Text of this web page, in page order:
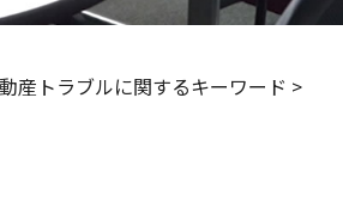
産トラブルに関するキーワード >